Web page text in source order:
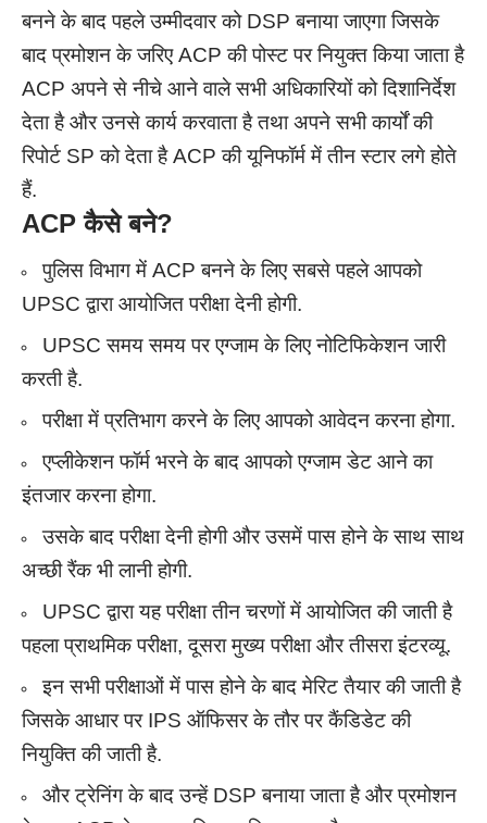
बनने के बाद पहले उम्मीदवार को DSP बनाया जाएगा जिसके
बाद प्रमोशन के जरिए ACP की पोस्ट पर नियुक्त किया जाता है
ACP अपने से नीचे आने वाले सभी अधिकारियों को दिशानिर्देश
देता है और उनसे कार्य करवाता है तथा अपने सभी कार्यों की
रिपोर्ट SP को देता हैACP की यूनिफॉर्म में तीन स्टार लगे होते
हैं.
ACP कैसे बने?
पुलिस विभाग में ACP बनने के लिए सबसे पहले आपको
UPSC द्वारा आयोजित परीक्षा देनी होगी.
UPSC समय समय पर एग्जाम के लिए नोटिफिकेशन जारी
करती है.
परीक्षा में प्रतिभाग करने के लिए आपको आवेदन करना होगा.
एप्लीकेशन फॉर्म भरने के बाद आपको एग्जाम डेट आने का
इंतजार करना होगा.
उसके बाद परीक्षा देनी होगी और उसमें पास होने के साथ साथ
अच्छी रैंक भी लानी होगी.
UPSC द्वारा यह परीक्षा तीन चरणों में आयोजित की जाती है
पहला प्राथमिक परीक्षा, दूसरा मुख्य परीक्षा और तीसरा इंटरव्यू.
इन सभी परीक्षाओं में पास होने के बाद मेरिट तैयार की जाती है
जिसके आधार पर IPS ऑफिसर के तौर पर कैंडिडेट की
नियुक्ति की जाती है.
और ट्रेनिंग के बाद उन्हें DSP बनाया जाता है और प्रमोशन